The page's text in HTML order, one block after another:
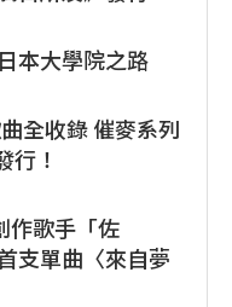
本大學院之路
全收錄 催麥系列
行！
作歌手「佐
支單曲〈來自夢